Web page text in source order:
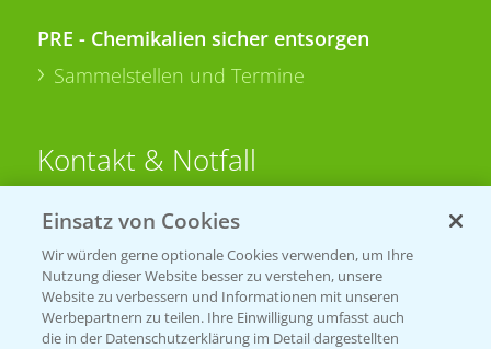
PRE - Chemikalien sicher entsorgen
Sammelstellen und Termine
Kontakt & Notfall
Beratung auf WhatsApp
T.+49 (0)174 346 564 1
KONTAKT
Einsatz von Cookies
Wir würden gerne optionale Cookies verwenden, um Ihre
Nutzung dieser Website besser zu verstehen, unsere
Website zu verbessern und Informationen mit unseren
Werbepartnern zu teilen. Ihre Einwilligung umfasst auch
die in der Datenschutzerklärung im Detail dargestellten